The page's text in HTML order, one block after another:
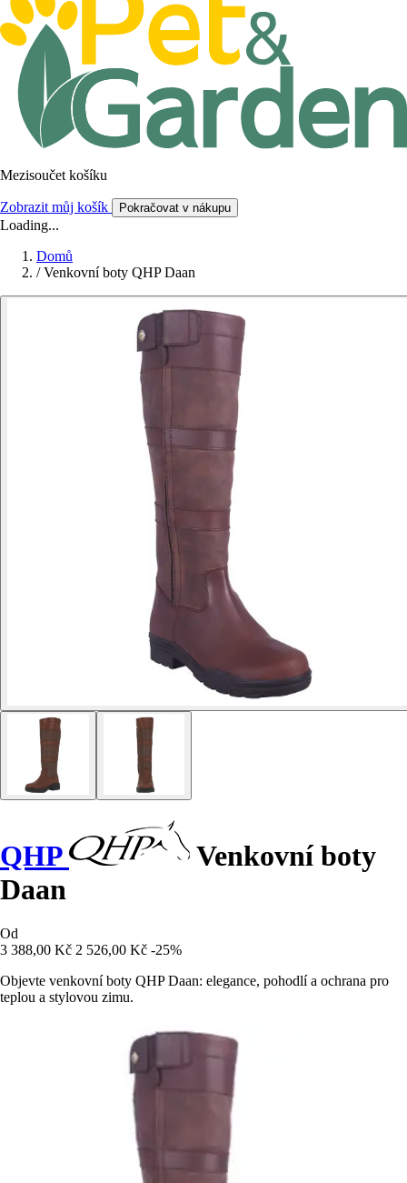
Mezisoučet košíku
Zobrazit můj košík Pokračovat v nákupu
Loading...
Domů
/ Venkovní boty QHP Daan
QHP
Venkovní boty
Daan
Od
3 388,00 Kč 2 526,00 Kč -25%
Objevte venkovní boty QHP Daan: elegance, pohodlí a ochrana pro
teplou a stylovou zimu.